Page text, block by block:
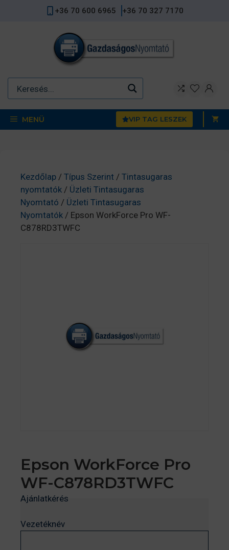
+36 70 600 6965 +36 70 327 7170
MENÜ VIP TAG LESZEK
Kezdőlap / Típus Szerint / Tintasugaras
nyomtatók / Üzleti Tintasugaras
Nyomtató / Üzleti Tintasugaras
Nyomtatók / Epson WorkForce Pro WF-
C878RD3TWFC
Epson WorkForce Pro
WF-C878RD3TWFC
Ajánlatkérés
Vezetéknév